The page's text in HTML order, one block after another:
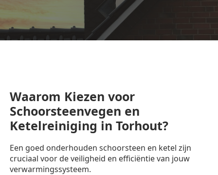
Waarom Kiezen voor
Schoorsteenvegen en
Ketelreiniging in Torhout?
Een goed onderhouden schoorsteen en ketel zijn
cruciaal voor de veiligheid en efficiëntie van jouw
verwarmingssysteem.